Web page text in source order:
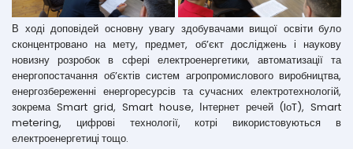
В ході доповідей основну увагу здобувачами вищої освіти було
сконцентровано на мету, предмет, об’єкт досліджень і наукову
новизну розробок в сфері електроенергетики, автоматизації та
енергопостачання об’єктів систем агропромислового виробництва,
енергозбереженні енергоресурсів та сучасних електротехнологій,
зокрема Smart grid, Smart house, Інтернет речей (IоT), Smart
metering, цифрові технології, котрі використовуються в
електроенергетиці тощо.